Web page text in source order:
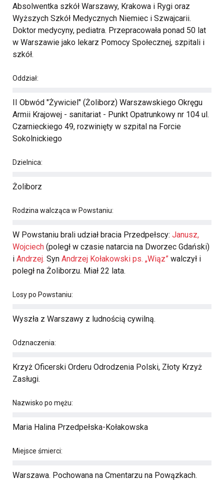
Absolwentka szkół Warszawy, Krakowa i Rygi oraz
Wyższych Szkół Medycznych Niemiec i Szwajcarii.
Doktor medycyny, pediatra. Przepracowała ponad 50 lat
w Warszawie jako lekarz Pomocy Społecznej, szpitali i
szkół.
Oddział:
II Obwód "Żywiciel" (Żoliborz) Warszawskiego Okręgu
Armii Krajowej - sanitariat - Punkt Opatrunkowy nr 104 ul.
Czarnieckiego 49, rozwinięty w szpital na Forcie
Sokolnickiego
Dzielnica:
Żoliborz
Rodzina walcząca w Powstaniu:
W Powstaniu brali udział bracia Przedpełscy: Janusz,
Wojciech (poległ w czasie natarcia na Dworzec Gdański)
i Andrzej. Syn Andrzej Kołakowski ps. „Wiąz” walczył i
poległ na Żoliborzu. Miał 22 lata.
Losy po Powstaniu:
Wyszła z Warszawy z ludnością cywilną.
Odznaczenia:
Krzyż Oficerski Orderu Odrodzenia Polski, Złoty Krzyż
Zasługi.
Nazwisko po mężu:
Maria Halina Przedpełska-Kołakowska
Miejsce śmierci:
Warszawa. Pochowana na Cmentarzu na Powązkach.